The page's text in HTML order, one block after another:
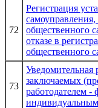
72
Регистрация
общественного
отказе в
общественного
73
Уведомительная
заключаемых
работодателем